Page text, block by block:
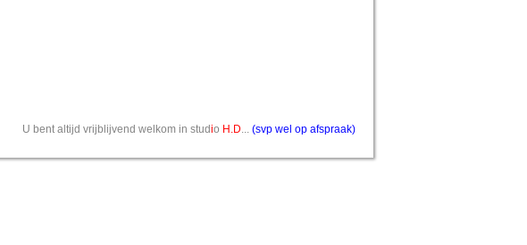
U bent altijd vrijblijvend welkom in studio H.D... (svp wel op afspraak)